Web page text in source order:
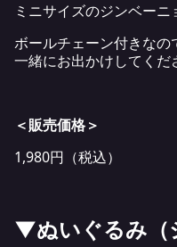
ミニサイズのジンベーニ
ボールチェーン付きな
一緒にお出かけしてくだ
＜販売価格＞
1,980円（税込）
▼ぬいぐるみ（